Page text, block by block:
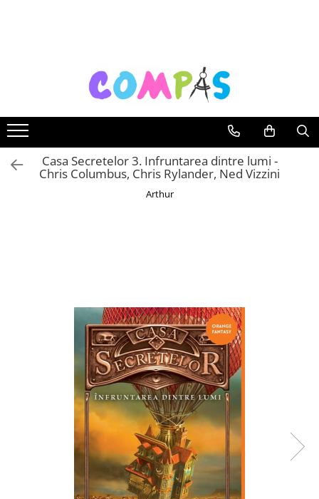
Noutăți Librăria Compas
Souvenir România
Rechizite școlare
Instrumente de scris
Stilouri școlare
Corectoare și lipici
Mine și rezerve
Cretă școlară și creativă
Accesorii școlare
Coperți caiete si cărți
Etichete școlare
Carnete pentru elevi
Lupe și articole educative
Casa Secretelor 3. Infruntarea dintre lumi -
Chris Columbus, Chris Rylander, Ned Vizzini
Arthur